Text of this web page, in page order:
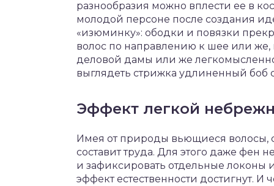
разнообразия можно вплести ее в
молодой персоне после создания
«изюминку»: ободки и повязки
волос по направлению к шее или же,
деловой дамы или же
выглядеть стрижка удлиненный боб
Эффект легкой
Имея от природы вьющиеся волосы,
составит труда. Для этого даже фен
и зафиксировать отдельные локоны
эффект естественности достигнут.